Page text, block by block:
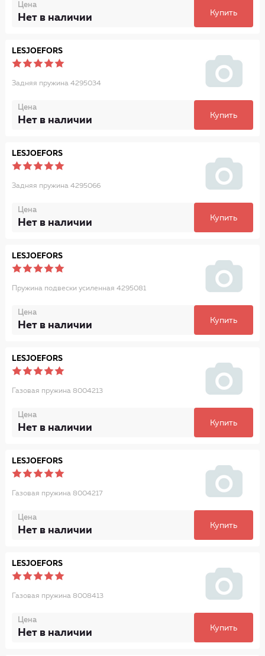
Цена
Нет в наличии Купить
LESJOEFORS
Задняя пружина 4295034
Цена
Нет в наличии Купить
LESJOEFORS
Задняя пружина 4295066
Цена
Нет в наличии Купить
LESJOEFORS
Пружина подвески усиленная 4295081
Цена
Нет в наличии Купить
LESJOEFORS
Газовая пружина 8004213
Цена
Нет в наличии Купить
LESJOEFORS
Газовая пружина 8004217
Цена
Нет в наличии Купить
LESJOEFORS
Газовая пружина 8008413
Цена
Нет в наличии Купить